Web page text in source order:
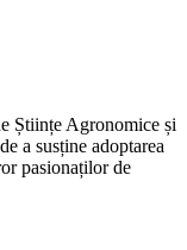
Științe Agronomice și
a susține adoptarea
pasionaților de